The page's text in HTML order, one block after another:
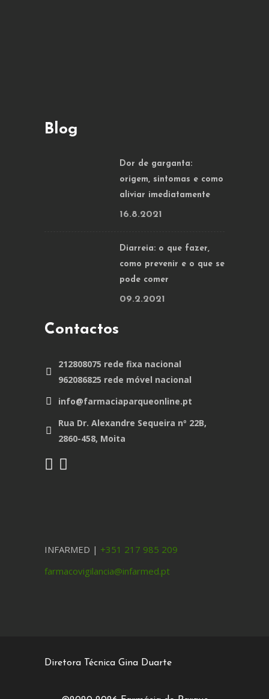
Blog
Dor de garganta:
origem, sintomas e como
aliviar imediatamente
16.8.2021
Diarreia: o que fazer,
como prevenir e o que se
pode comer
09.2.2021
Contactos
212808075 rede fixa nacional
962086825 rede móvel nacional
info@farmaciaparqueonline.pt
Rua Dr. Alexandre Sequeira nº 22B,
2860-458, Moita
INFARMED | +351 217 985 209
farmacovigilancia@infarmed.pt
Diretora Técnica Gina Duarte